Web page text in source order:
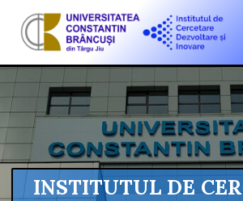
INSTITUTUL DE